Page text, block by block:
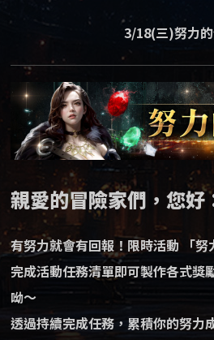
3/18(三)努力
親愛的冒險家們，您好
有努力就會有回報！限時活動 「努
完成活動任務清單即可製作各式獎
呦～
透過持續完成任務，累積你的努力